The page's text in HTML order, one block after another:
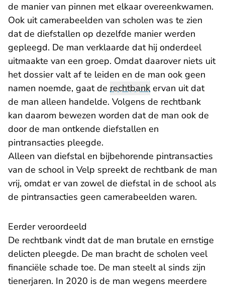
de manier van pinnen met elkaar overeenkwamen.
Ook uit camerabeelden van scholen was te zien
dat de diefstallen op dezelfde manier werden
gepleegd. De man verklaarde dat hij onderdeel
uitmaakte van een groep. Omdat daarover niets uit
het dossier valt af te leiden en de man ook geen
namen noemde, gaat de rechtbank ervan uit dat
de man alleen handelde. Volgens de rechtbank
kan daarom bewezen worden dat de man ook de
door de man ontkende diefstallen en
pintransacties pleegde.
Alleen van diefstal en bijbehorende pintransacties
van de school in Velp spreekt de rechtbank de man
vrij, omdat er van zowel de diefstal in de school als
de pintransacties geen camerabeelden waren.
Eerder veroordeeld
De rechtbank vindt dat de man brutale en ernstige
delicten pleegde. De man bracht de scholen veel
financiële schade toe. De man steelt al sinds zijn
tienerjaren. In 2020 is de man wegens meerdere